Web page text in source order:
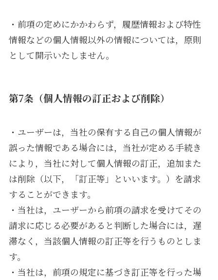
・前項の定めにかかわらず，履歴情報および特性
情報などの個人情報以外の情報については，原則
として開示いたしません。
第7条（個人情報の訂正および削除）
・ユーザーは，当社の保有する自己の個人情報が
誤った情報である場合には，当社が定める手続き
により，当社に対して個人情報の訂正，追加また
は削除（以下，「訂正等」といいます。）を請求
することができます。
・当社は，ユーザーから前項の請求を受けてその
請求に応じる必要があると判断した場合には，遅
滞なく，当該個人情報の訂正等を行うものとしま
す。
・当社は，前項の規定に基づき訂正等を行った場